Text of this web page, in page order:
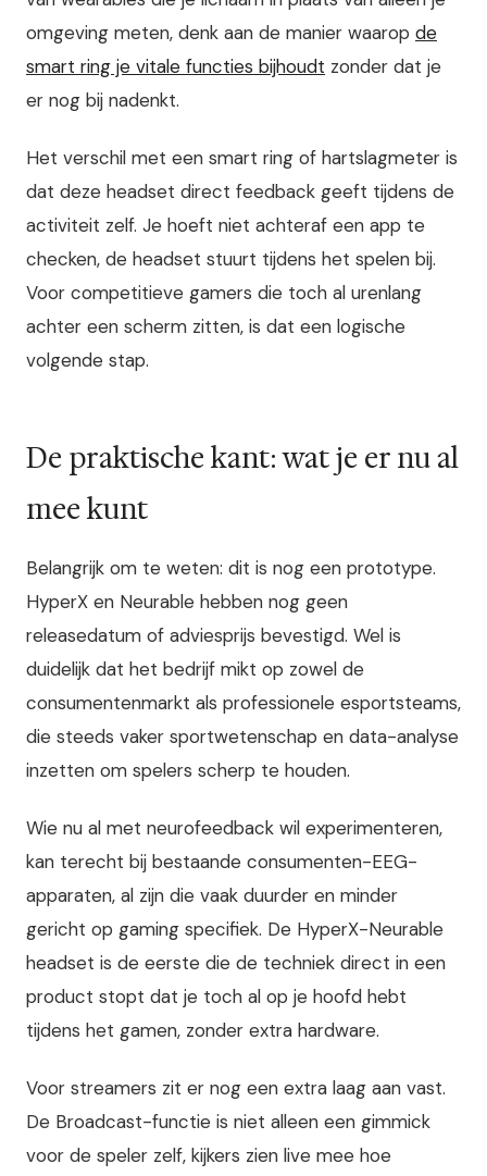
omgeving meten, denk aan de manier waarop de
smart ring je vitale functies bijhoudt zonder dat je
er nog bij nadenkt.
Het verschil met een smart ring of hartslagmeter is
dat deze headset direct feedback geeft tijdens de
activiteit zelf. Je hoeft niet achteraf een app te
checken, de headset stuurt tijdens het spelen bij.
Voor competitieve gamers die toch al urenlang
achter een scherm zitten, is dat een logische
volgende stap.
De praktische kant: wat je er nu al
mee kunt
Belangrijk om te weten: dit is nog een prototype.
HyperX en Neurable hebben nog geen
releasedatum of adviesprijs bevestigd. Wel is
duidelijk dat het bedrijf mikt op zowel de
consumentenmarkt als professionele esportsteams,
die steeds vaker sportwetenschap en data-analyse
inzetten om spelers scherp te houden.
Wie nu al met neurofeedback wil experimenteren,
kan terecht bij bestaande consumenten-EEG-
apparaten, al zijn die vaak duurder en minder
gericht op gaming specifiek. De HyperX-Neurable
headset is de eerste die de techniek direct in een
product stopt dat je toch al op je hoofd hebt
tijdens het gamen, zonder extra hardware.
Voor streamers zit er nog een extra laag aan vast.
De Broadcast-functie is niet alleen een gimmick
voor de speler zelf, kijkers zien live mee hoe